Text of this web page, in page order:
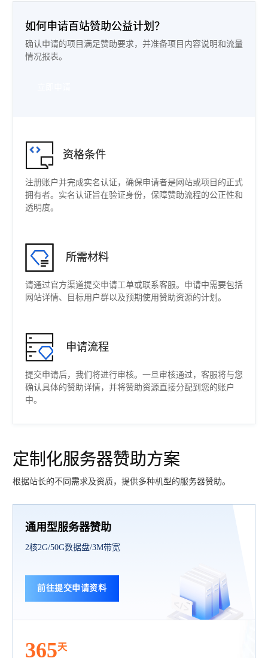
如何申请百站赞助公益计划？
确认申请的项目满足赞助要求，并准备项目内容说明和流量
情况报表。
资格条件
注册账户并完成实名认证，确保申请者是网站或项目的正式
拥有者。实名认证旨在验证身份，保障赞助流程的公正性和
透明度。
所需材料
请通过官方渠道提交申请工单或联系客服。申请中需要包括
网站详情、目标用户群以及预期使用赞助资源的计划。
申请流程
提交申请后，我们将进行审核。一旦审核通过，客服将与您
确认具体的赞助详情，并将赞助资源直接分配到您的账户
中。
定制化服务器赞助方案
根据站长的不同需求及资质，提供多种机型的服务器赞助。
通用型服务器赞助
2核2G/50G数据盘/3M带宽
前往提交申请资料
365天